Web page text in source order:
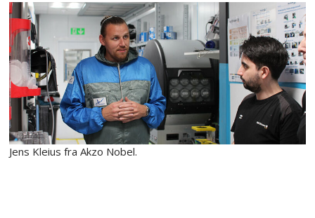
Jens Kleius fra Akzo Nobel.